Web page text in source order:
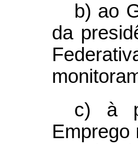
b) ao
da
c) à
Emprego